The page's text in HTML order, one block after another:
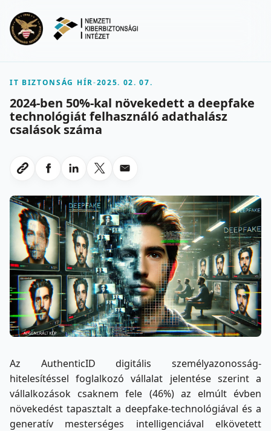
IT BIZTONSÁG HÍR-2025. 02. 07.
2024-ben 50%-kal növekedett a deepfake
technológiát felhasználó adathalász
csalások száma
Link masolasa
Megosztas Facebookon
Megosztas LinkedInen
Megosztas X-en
Megosztas emailben
Az AuthenticID digitális személyazonosság-
hitelesítéssel foglalkozó vállalat jelentése szerint a
vállalkozások csaknem fele (46%) az elmúlt évben
növekedést tapasztalt a deepfake-technológiával és a
generatív mesterséges intelligenciával elkövetett